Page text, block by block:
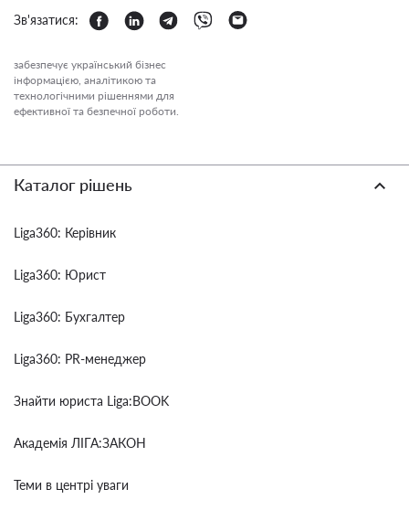
Зв'язатися:
забезпечує український бізнес
інформацією, аналітикою та
технологічними рішеннями для
ефективної та безпечної роботи.
Каталог рішень
Liga360: Керівник
Liga360: Юрист
Liga360: Бухгалтер
Liga360: PR-менеджер
Знайти юриста Liga:BOOK
Академія ЛІГА:ЗАКОН
Теми в центрі уваги